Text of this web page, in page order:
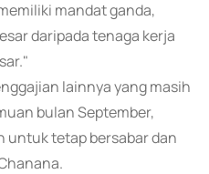
mandat ganda,
daripada tenaga kerja
lainnya yang masih
bulan September,
untuk tetap bersabar dan